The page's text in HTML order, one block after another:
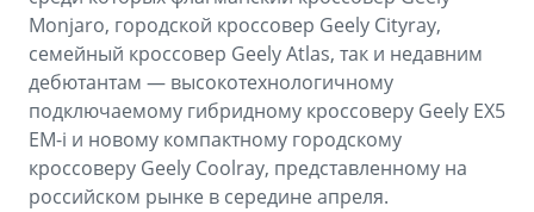
Monjaro, городской кроссовер Geely Cityray,
семейный кроссовер Geely Atlas, так и недавним
дебютантам — высокотехнологичному
подключаемому гибридному кроссоверу Geely EX5
EM-i и новому компактному городскому
кроссоверу Geely Coolray, представленному на
российском рынке в середине апреля.